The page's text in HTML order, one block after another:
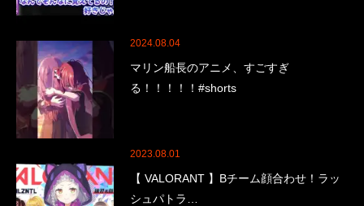
2024.08.04
マリン船長のアニメ、すごすぎ
る！！！！！#shorts
2023.08.01
【 VALORANT 】Bチーム顔合わせ！ラッ
シュパトラ…